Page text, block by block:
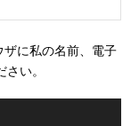
ェ
に私の名前、電子
い。